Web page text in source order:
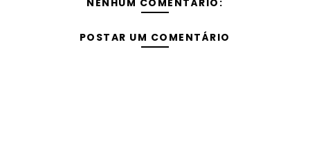
NENHUM COMENTÁRIO:
POSTAR UM COMENTÁRIO